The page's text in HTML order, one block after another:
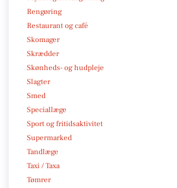
Rengøring
Restaurant og café
Skomager
Skrædder
Skønheds- og hudpleje
Slagter
Smed
Speciallæge
Sport og fritidsaktivitet
Supermarked
Tandlæge
Taxi / Taxa
Tømrer